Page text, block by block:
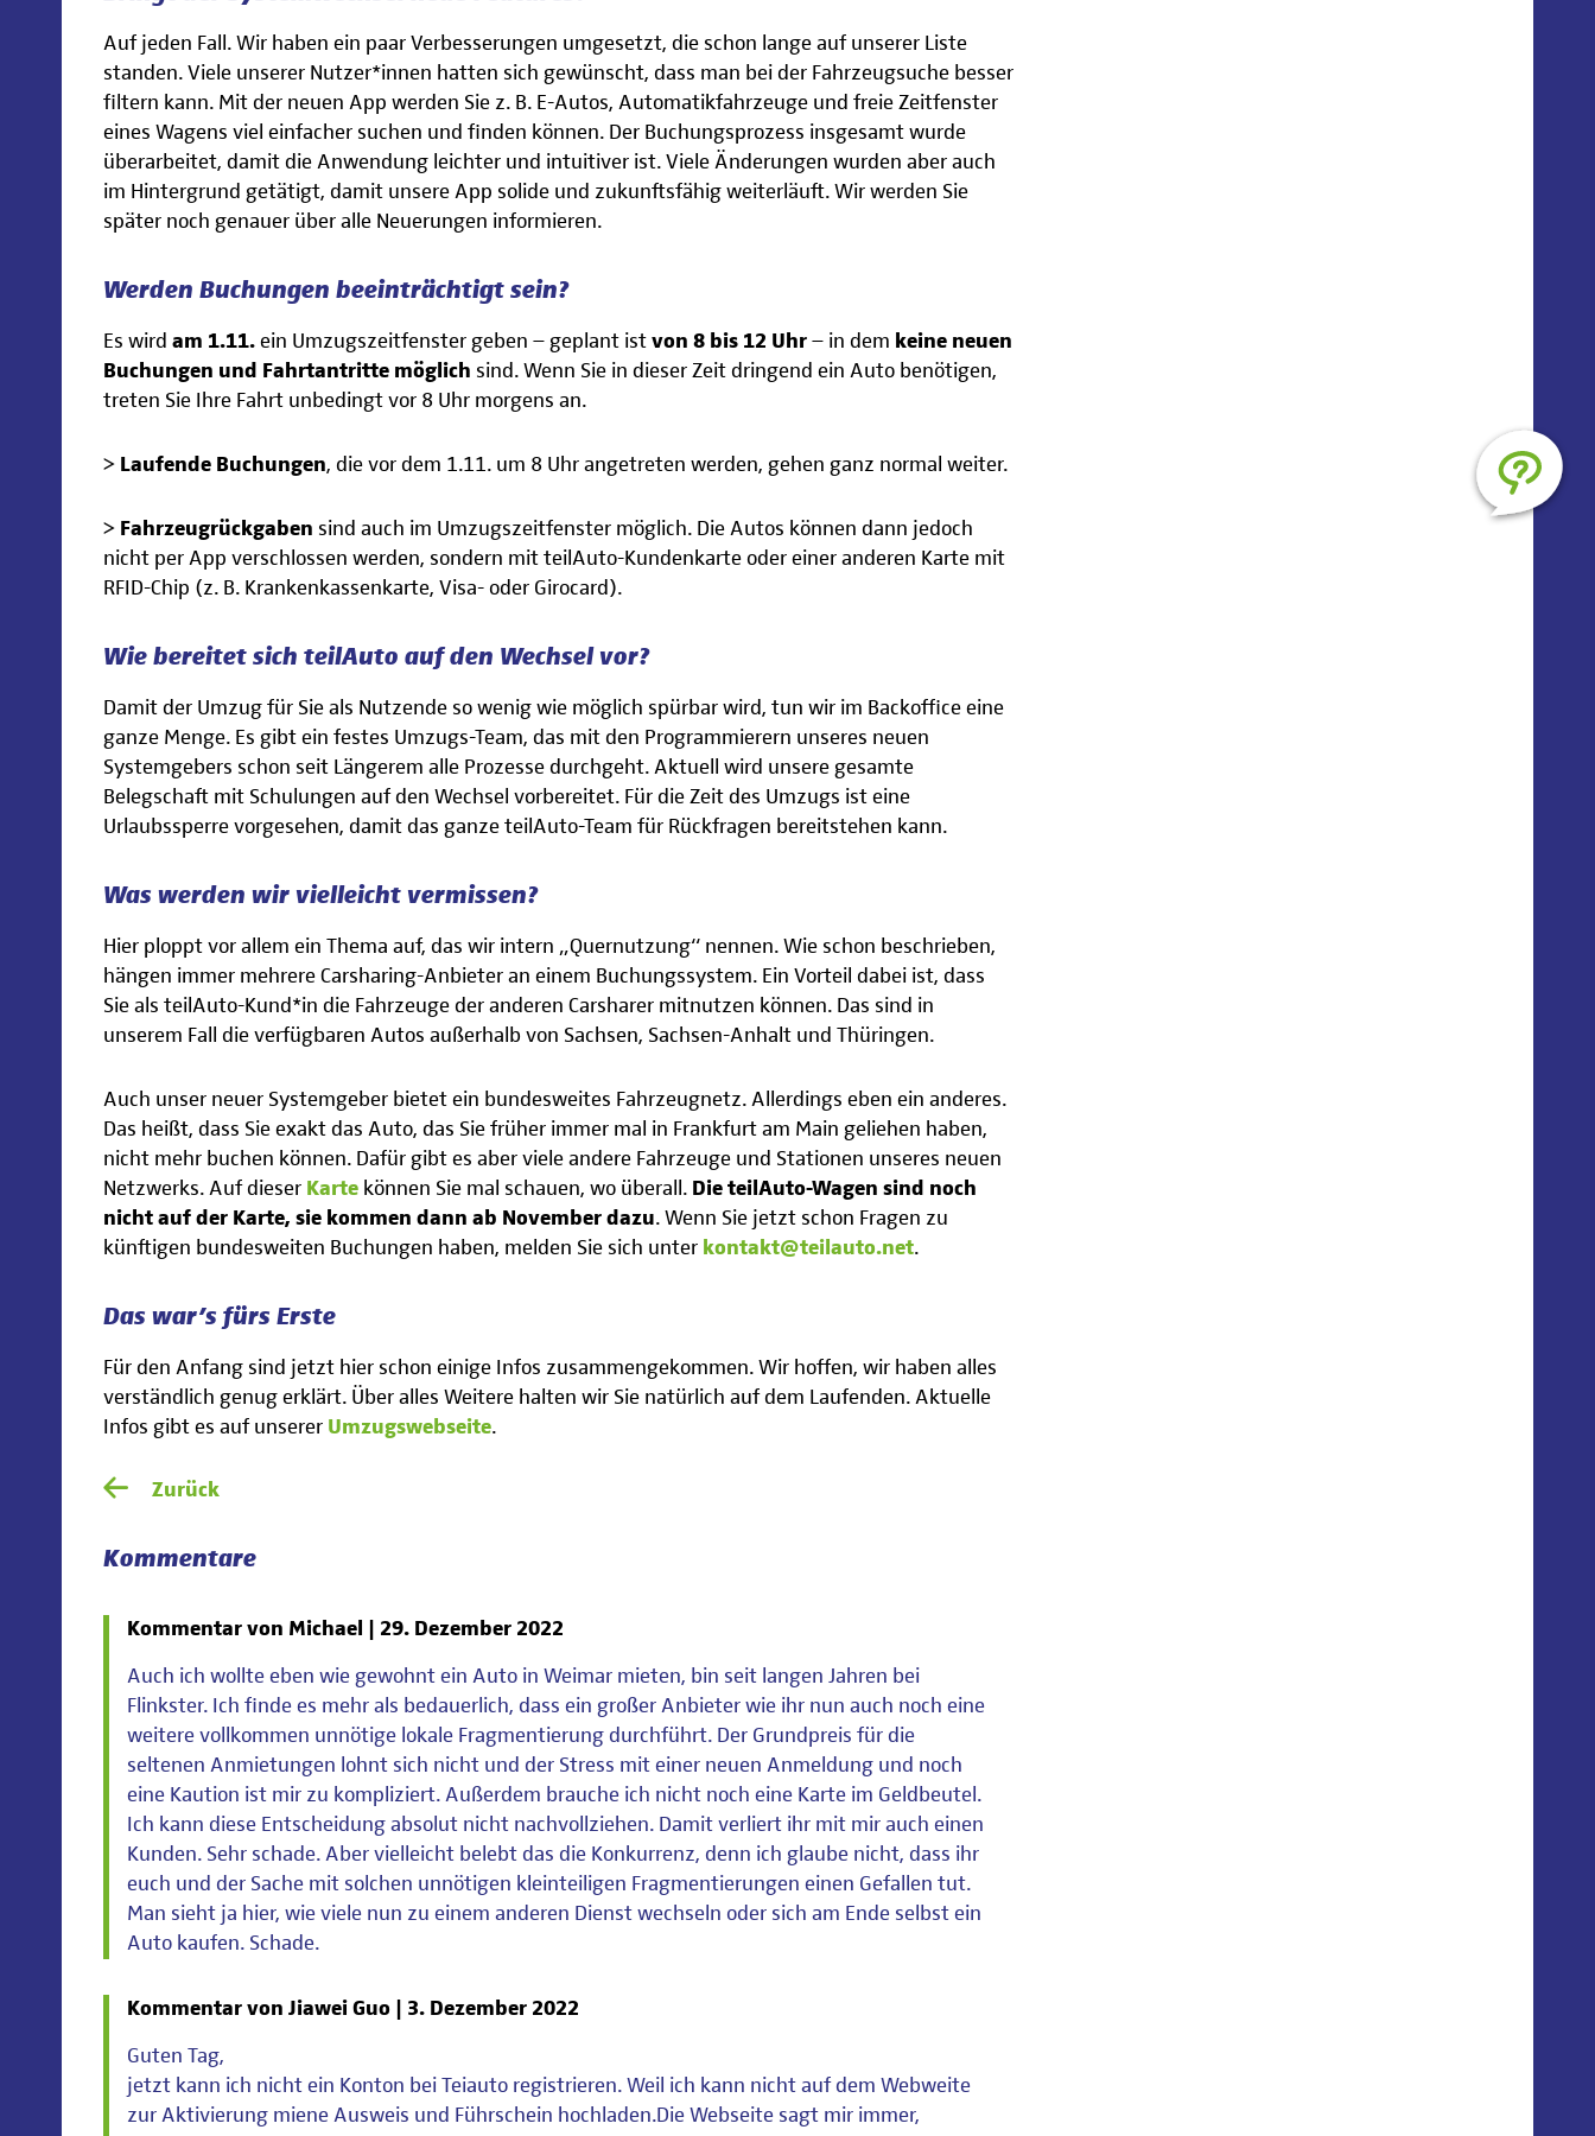
Auf jeden Fall. Wir haben ein paar Verbesserungen umgesetzt, die schon lange auf unserer Liste
standen. Viele unserer Nutzer*innen hatten sich gewünscht, dass man bei der Fahrzeugsuche besser
filtern kann. Mit der neuen App werden Sie z. B. E-Autos, Automatikfahrzeuge und freie Zeitfenster
eines Wagens viel einfacher suchen und finden können. Der Buchungsprozess insgesamt wurde
überarbeitet, damit die Anwendung leichter und intuitiver ist. Viele Änderungen wurden aber auch
im Hintergrund getätigt, damit unsere App solide und zukunftsfähig weiterläuft. Wir werden Sie
später noch genauer über alle Neuerungen informieren.
Werden Buchungen beeinträchtigt sein?
Es wird am 1.11. ein Umzugszeitfenster geben – geplant ist von 8 bis 12 Uhr – in dem keine neuen
Buchungen und Fahrtantritte möglich sind. Wenn Sie in dieser Zeit dringend ein Auto benötigen,
treten Sie Ihre Fahrt unbedingt vor 8 Uhr morgens an.
> Laufende Buchungen, die vor dem 1.11. um 8 Uhr angetreten werden, gehen ganz normal weiter.
> Fahrzeugrückgaben sind auch im Umzugszeitfenster möglich. Die Autos können dann jedoch
nicht per App verschlossen werden, sondern mit teilAuto-Kundenkarte oder einer anderen Karte mit
RFID-Chip (z. B. Krankenkassenkarte, Visa- oder Girocard).
Wie bereitet sich teilAuto auf den Wechsel vor?
Damit der Umzug für Sie als Nutzende so wenig wie möglich spürbar wird, tun wir im Backoffice eine
ganze Menge. Es gibt ein festes Umzugs-Team, das mit den Programmierern unseres neuen
Systemgebers schon seit Längerem alle Prozesse durchgeht. Aktuell wird unsere gesamte
Belegschaft mit Schulungen auf den Wechsel vorbereitet. Für die Zeit des Umzugs ist eine
Urlaubssperre vorgesehen, damit das ganze teilAuto-Team für Rückfragen bereitstehen kann.
Was werden wir vielleicht vermissen?
Hier ploppt vor allem ein Thema auf, das wir intern „Quernutzung“ nennen. Wie schon beschrieben,
hängen immer mehrere Carsharing-Anbieter an einem Buchungssystem. Ein Vorteil dabei ist, dass
Sie als teilAuto-Kund*in die Fahrzeuge der anderen Carsharer mitnutzen können. Das sind in
unserem Fall die verfügbaren Autos außerhalb von Sachsen, Sachsen-Anhalt und Thüringen.
Auch unser neuer Systemgeber bietet ein bundesweites Fahrzeugnetz. Allerdings eben ein anderes.
Das heißt, dass Sie exakt das Auto, das Sie früher immer mal in Frankfurt am Main geliehen haben,
nicht mehr buchen können. Dafür gibt es aber viele andere Fahrzeuge und Stationen unseres neuen
Netzwerks. Auf dieser Karte können Sie mal schauen, wo überall. Die teilAuto-Wagen sind noch
nicht auf der Karte, sie kommen dann ab November dazu. Wenn Sie jetzt schon Fragen zu
künftigen bundesweiten Buchungen haben, melden Sie sich unter kontakt@teilauto.net.
Das war’s fürs Erste
Für den Anfang sind jetzt hier schon einige Infos zusammengekommen. Wir hoffen, wir haben alles
verständlich genug erklärt. Über alles Weitere halten wir Sie natürlich auf dem Laufenden. Aktuelle
Infos gibt es auf unserer Umzugswebseite.
Zurück
Kommentare
Kommentar von Michael | 29. Dezember 2022
Auch ich wollte eben wie gewohnt ein Auto in Weimar mieten, bin seit langen Jahren bei
Flinkster. Ich finde es mehr als bedauerlich, dass ein großer Anbieter wie ihr nun auch noch eine
weitere vollkommen unnötige lokale Fragmentierung durchführt. Der Grundpreis für die
seltenen Anmietungen lohnt sich nicht und der Stress mit einer neuen Anmeldung und noch
eine Kaution ist mir zu kompliziert. Außerdem brauche ich nicht noch eine Karte im Geldbeutel.
Ich kann diese Entscheidung absolut nicht nachvollziehen. Damit verliert ihr mit mir auch einen
Kunden. Sehr schade. Aber vielleicht belebt das die Konkurrenz, denn ich glaube nicht, dass ihr
euch und der Sache mit solchen unnötigen kleinteiligen Fragmentierungen einen Gefallen tut.
Man sieht ja hier, wie viele nun zu einem anderen Dienst wechseln oder sich am Ende selbst ein
Auto kaufen. Schade.
Kommentar von Jiawei Guo | 3. Dezember 2022
Guten Tag,
jetzt kann ich nicht ein Konton bei Teiauto registrieren. Weil ich kann nicht auf dem Webweite
zur Aktivierung miene Ausweis und Führschein hochladen.Die Webseite sagt mir immer,